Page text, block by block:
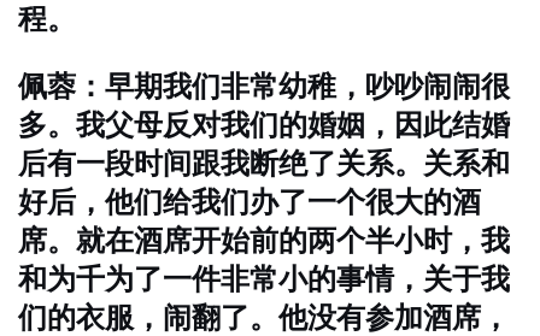
程。
佩蓉：早期我们非常幼稚，吵吵闹闹很
多。我父母反对我们的婚姻，因此结婚
后有一段时间跟我断绝了关系。关系和
好后，他们给我们办了一个很大的酒
席。就在酒席开始前的两个半小时，我
和为千为了一件非常小的事情，关于我
们的衣服，闹翻了。他没有参加酒席，